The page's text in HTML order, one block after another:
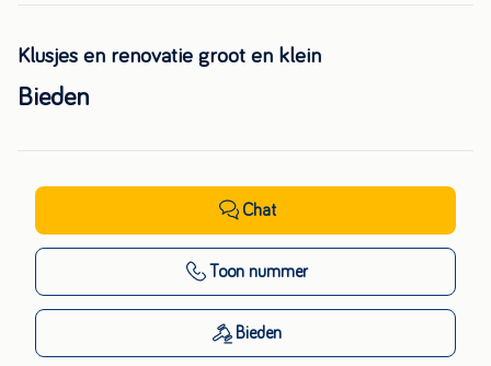
Klusjes en renovatie groot en klein
Bieden
Chat
Toon nummer
Bieden